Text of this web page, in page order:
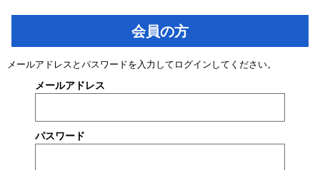
会員の方
メールアドレスとパスワードを入力してログインしてください。
メールアドレス
パスワード